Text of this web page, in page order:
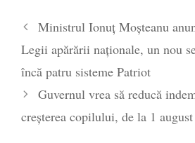
poetului Octavian Goga,
- 16 aprilie 2026
Ministrul Ionuț Moșteanu
Legii apărării naționale, un nou
încă patru sisteme Patriot
Guvernul vrea să reducă
creșterea copilului, de la 1 august